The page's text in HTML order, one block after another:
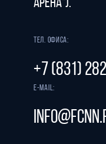
АРЕНА").
Тел. офиса:
+7 (831)
E-mail: